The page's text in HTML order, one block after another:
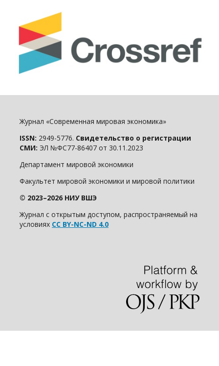
Журнал «Современная мировая экономика»
ISSN: 2949-5776. Свидетельство о регистрации
СМИ: ЭЛ №ФС77-86407 от 30.11.2023
Департамент мировой экономики
Факультет мировой экономики и мировой политики
© 2023–2026 НИУ ВШЭ
Журнал с открытым доступом, распространяемый на
условиях CC BY-NC-ND 4.0